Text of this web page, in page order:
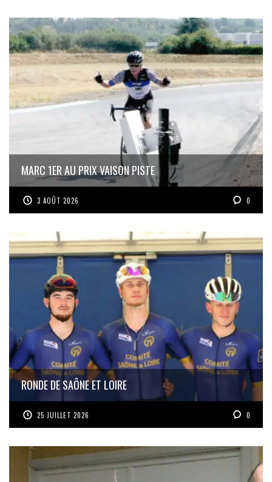
MARC 1ER AU PRIX VAISON PISTE
3 AOÛT 2026 0
RONDE DE SAÔNE ET LOIRE
25 JUILLET 2026 0